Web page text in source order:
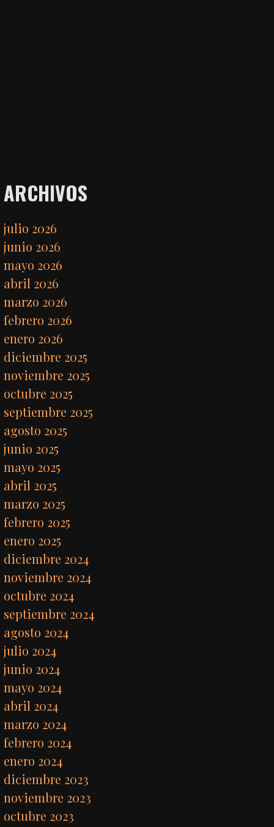
ARCHIVOS
julio 2026
junio 2026
mayo 2026
abril 2026
marzo 2026
febrero 2026
enero 2026
diciembre 2025
noviembre 2025
octubre 2025
septiembre 2025
agosto 2025
junio 2025
mayo 2025
abril 2025
marzo 2025
febrero 2025
enero 2025
diciembre 2024
noviembre 2024
octubre 2024
septiembre 2024
agosto 2024
julio 2024
junio 2024
mayo 2024
abril 2024
marzo 2024
febrero 2024
enero 2024
diciembre 2023
noviembre 2023
octubre 2023